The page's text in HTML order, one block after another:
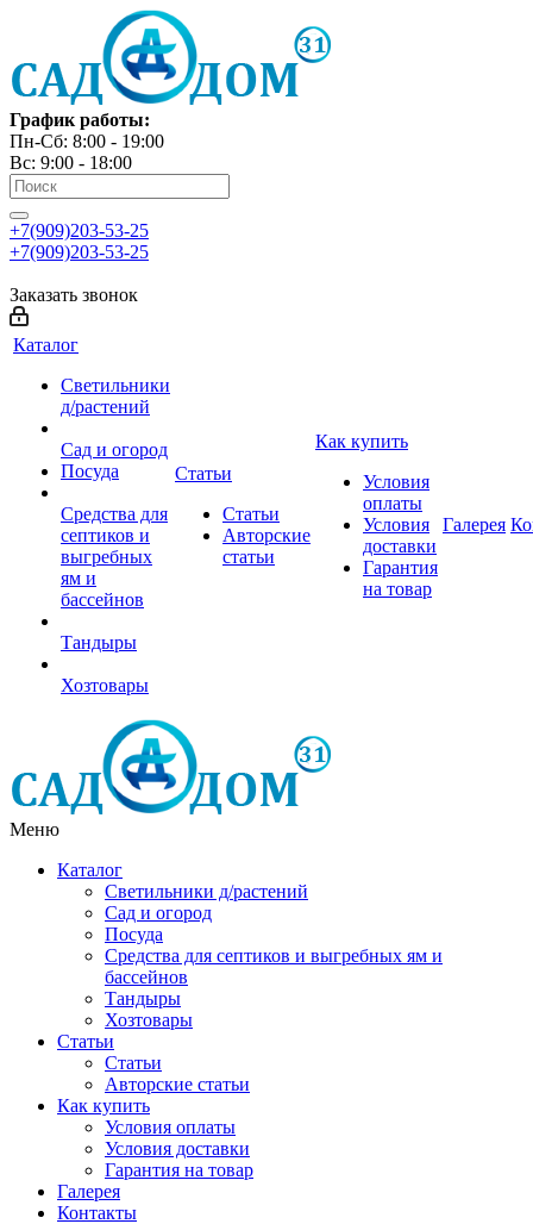
График работы:
Пн-Сб: 8:00 - 19:00
Вс: 9:00 - 18:00
+7(909)203-53-25
+7(909)203-53-25
Заказать звонок
Каталог
Светильники
д/растений
Сад и огород
Посуда
Средства для
септиков и
выгребных
ям и
бассейнов
Тандыры
Хозтовары
Статьи
Статьи
Авторские
статьи
Как купить
Условия
оплаты
Условия
доставки
Гарантия
на товар
Галерея
Меню
Каталог
Светильники д/растений
Сад и огород
Посуда
Средства для септиков и выгребных ям и
бассейнов
Тандыры
Хозтовары
Статьи
Статьи
Авторские статьи
Как купить
Условия оплаты
Условия доставки
Гарантия на товар
Галерея
Контакты